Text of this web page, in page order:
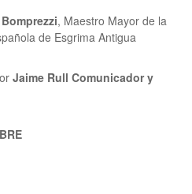
, Maestro Mayor de la
de Esgrima Antigua
Jaime RullComunicador y